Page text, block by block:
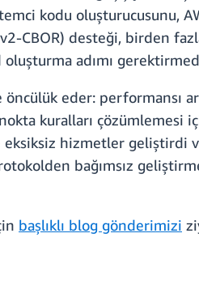
kodu oluşturucusunu,
CBOR) desteği, birden
adımı
eder: performansı
kuralları çözümlemesi
hizmetler geliştirdi
bağımsız
başlıklı blog gönderimizi